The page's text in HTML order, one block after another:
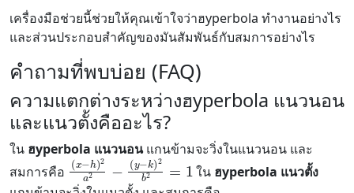
เครื่องมือช่วยนี้ช่วยให้คุณเข้าใจว่าฮyperbola ทำงานอย่างไร
และส่วนประกอบสำคัญของมันสัมพันธ์กับสมการอย่างไร
คำถามที่พบบ่อย (FAQ)
ความแตกต่างระหว่างฮyperbola แนวนอน
และแนวตั้งคืออะไร?
ใน ฮyperbola แนวนอนแกนข้ามจะวิ่งในแนวนอน และ
สมการคือ
(x−h)2a2−
(y−k)2b2=1
ใน ฮyperbola แนวตั้ง